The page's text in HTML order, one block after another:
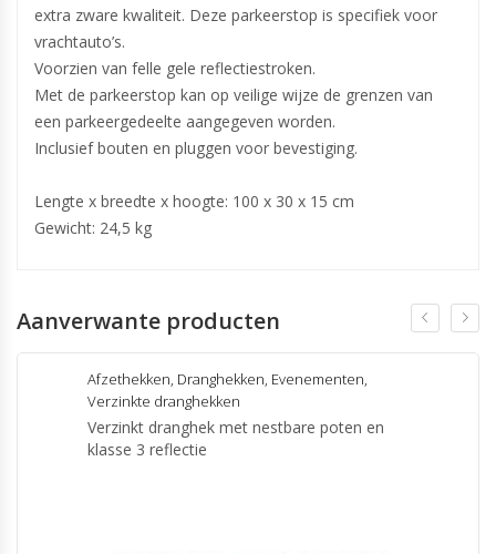
extra zware kwaliteit. Deze parkeerstop is specifiek voor
vrachtauto’s.
Voorzien van felle gele reflectiestroken.
Met de parkeerstop kan op veilige wijze de grenzen van
een parkeergedeelte aangegeven worden.
Inclusief bouten en pluggen voor bevestiging.
Lengte x breedte x hoogte: 100 x 30 x 15 cm
Gewicht: 24,5 kg
Aanverwante producten
Afzethekken, Dranghekken, Evenementen,
Verzinkte dranghekken
Verzinkt dranghek met nestbare poten en
klasse 3 reflectie